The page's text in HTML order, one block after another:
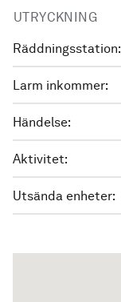
UTRYCKNING
Räddningsstation:
Larm inkommer:
Händelse:
Aktivitet:
Utsända enheter: